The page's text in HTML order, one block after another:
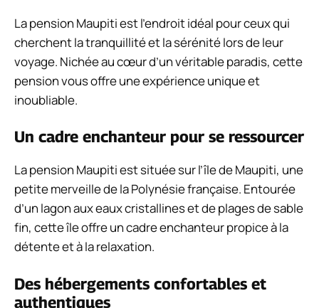
La pension Maupiti est l’endroit idéal pour ceux qui
cherchent la tranquillité et la sérénité lors de leur
voyage. Nichée au cœur d’un véritable paradis, cette
pension vous offre une expérience unique et
inoubliable.
Un cadre enchanteur pour se ressourcer
La pension Maupiti est située sur l’île de Maupiti, une
petite merveille de la Polynésie française. Entourée
d’un lagon aux eaux cristallines et de plages de sable
fin, cette île offre un cadre enchanteur propice à la
détente et à la relaxation.
Des hébergements confortables et
authentiques